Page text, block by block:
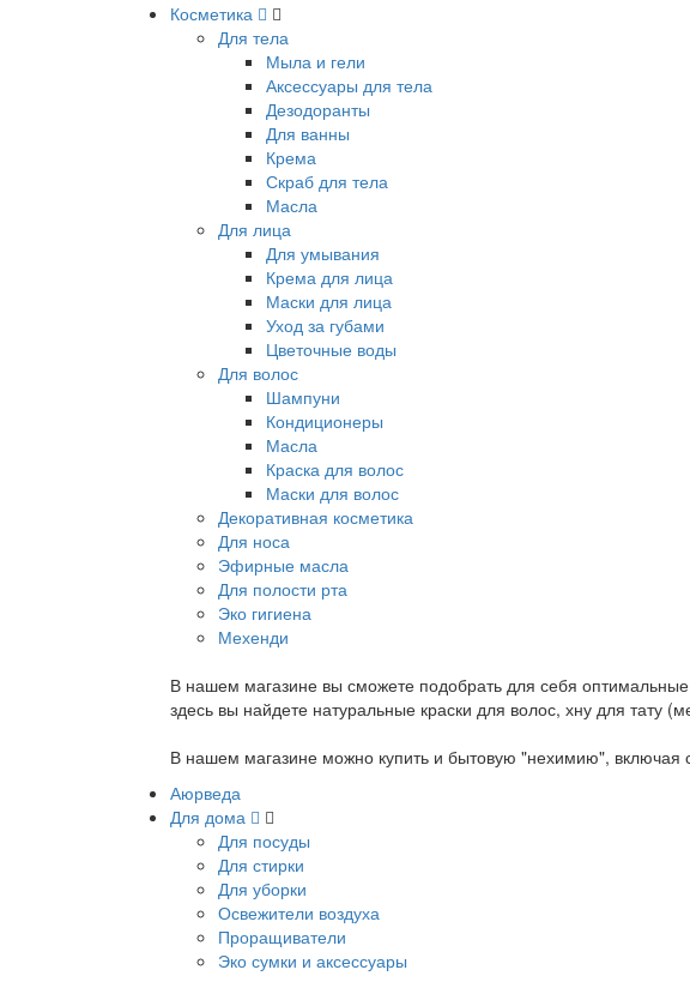
Косметика
Для тела
Мыла и гели
Аксессуары для тела
Дезодоранты
Для ванны
Крема
Скраб для тела
Масла
Для лица
Для умывания
Крема для лица
Маски для лица
Уход за губами
Цветочные воды
Для волос
Шампуни
Кондиционеры
Масла
Краска для волос
Маски для волос
Декоративная косметика
Для носа
Эфирные масла
Для полости рта
Эко гигиена
Мехенди
В нашем магазине вы сможете подобрать для себя
здесь вы найдете натуральные краски для волос, хну для тату
В нашем магазине можно купить и бытовую "нехимию", включая
Аюрведа
Для дома
Для посуды
Для стирки
Для уборки
Освежители воздуха
Проращиватели
Эко сумки и аксессуары